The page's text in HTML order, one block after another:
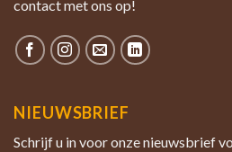
contact met ons op!
NIEUWSBRIEF
Schrijf u in voor onze nieuwsbrief